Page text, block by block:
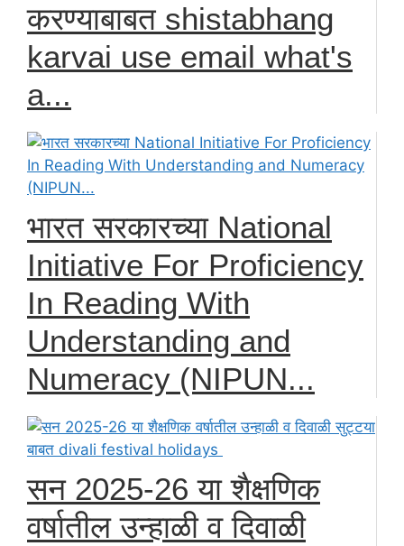
करण्याबाबत shistabhang
karvai use email what's
a...
भारत सरकारच्या National
Initiative For Proficiency
In Reading With
Understanding and
Numeracy (NIPUN...
सन 2025-26 या शैक्षणिक
वर्षातील उन्हाळी व दिवाळी